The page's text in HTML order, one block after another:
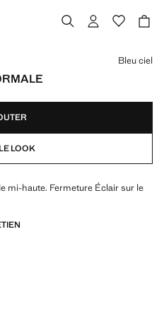
Bleu ciel
LOOK
mi-haute. Fermeture Éclair sur le